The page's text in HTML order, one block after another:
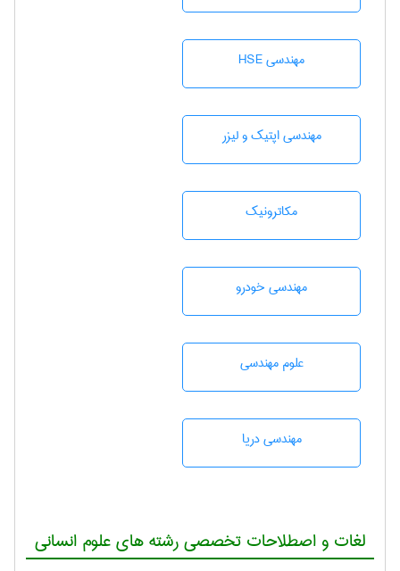
مهندسی HSE
مهندسی اپتیک و لیزر
مکاترونیک
مهندسی خودرو
علوم مهندسی
مهندسی دریا
لغات و اصطلاحات تخصصی رشته های علوم انسانی